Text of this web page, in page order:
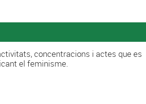
concentracions i actes que es
el feminisme.